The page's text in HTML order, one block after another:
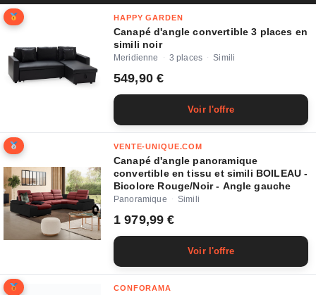
HAPPY GARDEN
Canapé d'angle convertible 3 places en
simili noir
Meridienne · 3 places · Simili
549,90 €
Voir l'offre
VENTE-UNIQUE.COM
Canapé d'angle panoramique
convertible en tissu et simili BOILEAU -
Bicolore Rouge/Noir - Angle gauche
Panoramique · Simili
1 979,99 €
Voir l'offre
CONFORAMA